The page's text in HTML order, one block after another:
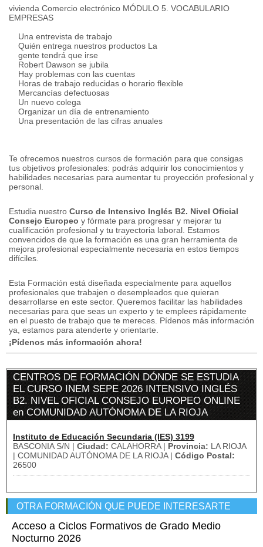
vivienda Comercio electrónico MÓDULO 5. VOCABULARIO
EMPRESAS
Una entrevista de trabajo
Quién entrega nuestros productos La
gente tendrá que irse
Robert Dawson se jubila
Hay problemas con las cuentas
Horas de trabajo reducidas o horario flexible
Mercancías defectuosas
Un nuevo colega
Organizar un día de entrenamiento
Una presentación de las cifras anuales
Te ofrecemos nuestros cursos de formación para que consigas
tus objetivos profesionales: podrás adquirir los conocimientos y
habilidades necesarias para aumentar tu proyección profesional y
personal.
Estudia nuestro Curso de Intensivo Inglés B2. Nivel Oficial
Consejo Europeo y fórmate para progresar y mejorar tu
cualificación profesional y tu trayectoria laboral. Estamos
convencidos de que la formación es una gran herramienta de
mejora profesional especialmente necesaria en estos tiempos
difíciles.
Esta Formación está diseñada especialmente para aquellos
profesionales que trabajen o desempleados que quieran
desarrollarse en este sector. Queremos facilitar las habilidades
necesarias para que seas un experto y te emplees rápidamente
en el puesto de trabajo que te mereces. Pídenos más información
ya, estamos para atenderte y orientarte.
¡Pídenos más información ahora!
CENTROS DE FORMACIÓN DÓNDE SE ESTUDIA
EL CURSO INEM SEPE 2026 INTENSIVO INGLÉS
B2. NIVEL OFICIAL CONSEJO EUROPEO ONLINE
en COMUNIDAD AUTÓNOMA DE LA RIOJA
Instituto de Educación Secundaria (IES) 3199
BASCONIA S/N | Ciudad: CALAHORRA | Provincia: LA RIOJA
| COMUNIDAD AUTÓNOMA DE LA RIOJA | Código Postal:
26500
OTRA FORMACIÓN QUE PUEDE INTERESARTE
Acceso a Ciclos Formativos de Grado Medio
Nocturno 2026